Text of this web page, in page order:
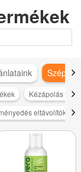
Kézápolás és
eltávolítók